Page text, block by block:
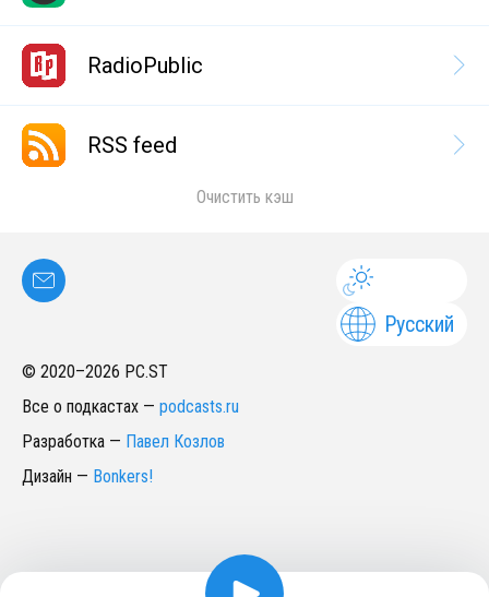
RadioPublic
RSS feed
Очистить кэш
Русский
© 2020–2026 PC.ST
Все о подкастах — podcasts.ru
Разработка — Павел Козлов
Дизайн — Bonkers!